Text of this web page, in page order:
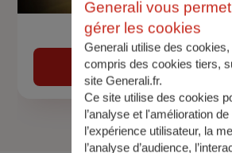
Devis assurance auto
Obtenir une estimation
Generali vous
gérer les cookies
Generali utilise des cookies,
compris des cookies tiers,
site Generali.fr.
Ce site utilise des cookies
l’analyse et l'amélioration de
l’expérience utilisateur, la
l’analyse d’audience,